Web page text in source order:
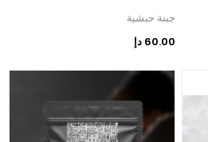
جبنة حبشية
60.00 دإ